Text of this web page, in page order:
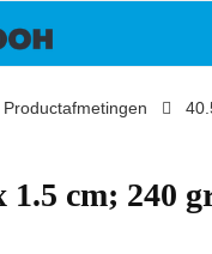
Productafmetingen
1.5 cm; 240